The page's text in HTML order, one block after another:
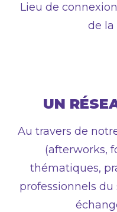
Lieu de
de la
UN
Au travers de
(afterworks,
thématiques,
professionnels